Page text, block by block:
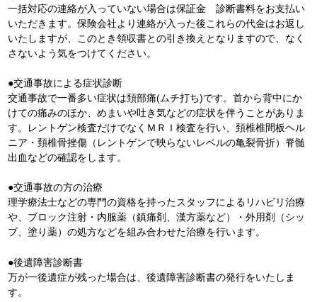
一括対応の連絡が入っていない場合は保証金 診断書料をお支払い
いただきます。保険会社より連絡が入った後これらの代金はお返し
いたしますが、このとき領収書との引き換えとなりますので、なく
さないよう気をつけてください。
●交通事故による症状診断
交通事故で一番多い症状は頚部痛(ムチ打ち)です。首から背中にか
けての痛みのほか、めまいや吐き気などの症状を伴うことがありま
す。レントゲン検査だけでなくＭＲＩ検査を行い、頚椎椎間板ヘル
ニア・頚椎骨挫傷（レントゲンで映らないレベルの亀裂骨折）脊髄
出血などの確認をします。
●交通事故の方の治療
理学療法士などの専門の資格を持ったスタッフによるリハビリ治療
や、ブロック注射・内服薬（鎮痛剤、漢方薬など）・外用剤（シッ
プ、塗り薬）の処方などを組み合わせた治療を行います。
●後遺障害診断書
万が一後遺症が残った場合は、後遺障害診断書の発行をいたしま
す。